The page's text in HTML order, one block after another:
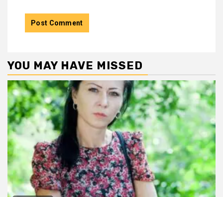
YOU MAY HAVE MISSED